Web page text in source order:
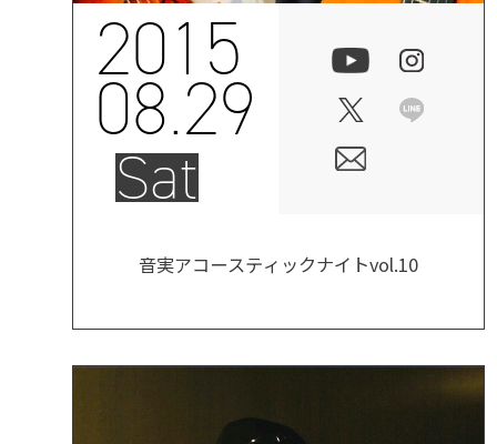
2015
08.29
Sat
音実アコースティックナイトvol.10